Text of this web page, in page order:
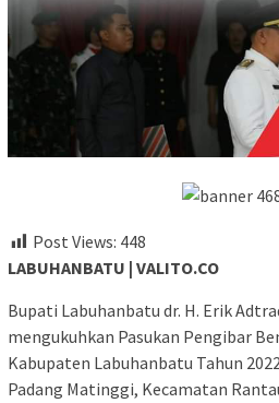
Post Views: 448
LABUHANBATU | VALITO.CO
Bupati Labuhanbatu dr. H. Erik
mengukuhkan Pasukan Pengibar
Kabupaten Labuhanbatu Tahun
Padang Matinggi, Kecamatan